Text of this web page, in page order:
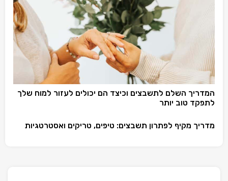
המדריך השלם לתשבצים וכיצד הם יכולים לעזור למוח שלך
לתפקד טוב יותר
מדריך מקיף לפתרון תשבצים: טיפים, טריקים ואסטרטגיות